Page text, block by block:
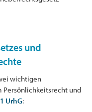
und
wichtigen
Persönlichkeitsrecht und
UrhG: